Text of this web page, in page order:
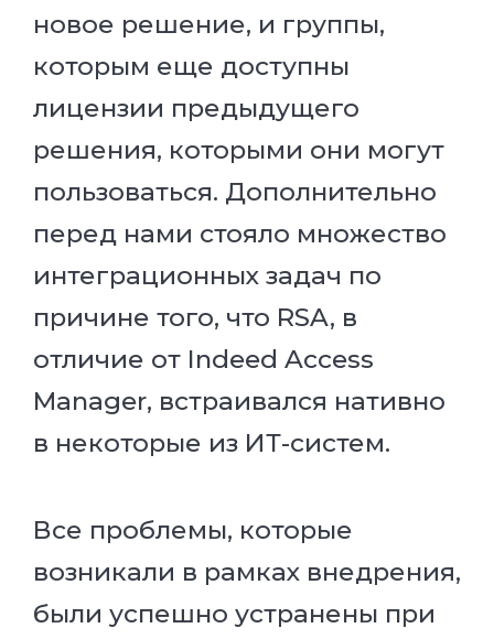
новое решение, и группы,
которым еще доступны
лицензии предыдущего
решения, которыми они могут
пользоваться. Дополнительно
перед нами стояло множество
интеграционных задач по
причине того, что RSA, в
отличие от Indeed Access
Manager, встраивался нативно
в некоторые из ИТ-систем.
Все проблемы, которые
возникали в рамках внедрения,
были успешно устранены при